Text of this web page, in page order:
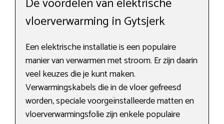
vloerverwarming in Gytsjerk
Een elektrische installatie is een populaire
manier van verwarmen met stroom. Er zijn daarin
veel keuzes die je kunt maken.
Verwarmingskabels die in de vloer gefreesd
worden, speciale voorgeïnstalleerde matten en
vloerverwarmingsfolie zijn enkele populaire